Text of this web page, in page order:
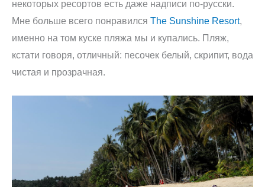
некоторых ресортов есть даже надписи по-русски.
Мне больше всего понравился The Sunshine Resort,
именно на том куске пляжа мы и купались. Пляж,
кстати говоря, отличный: песочек белый, скрипит, вода
чистая и прозрачная.